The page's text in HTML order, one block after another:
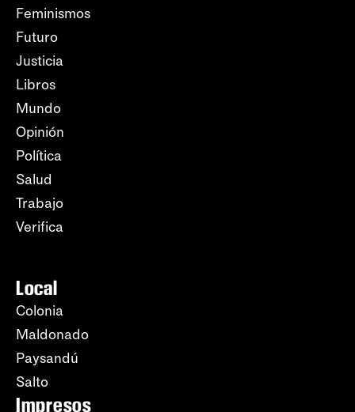
Feminismos
Futuro
Justicia
Libros
Mundo
Opinión
Política
Salud
Trabajo
Verifica
Local
Colonia
Maldonado
Paysandú
Salto
Impresos